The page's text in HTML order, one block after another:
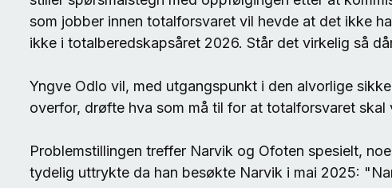
som jobber innen totalforsvaret vil hevde at det ikke
ikke i totalberedskapsåret 2026. Står det virkelig så
Yngve Odlo vil, med utgangspunkt i den alvorlige
overfor, drøfte hva som må til for at totalforsvaret skal
Problemstillingen treffer Narvik og Ofoten spesielt,
tydelig uttrykte da han besøkte Narvik i mai 2025: